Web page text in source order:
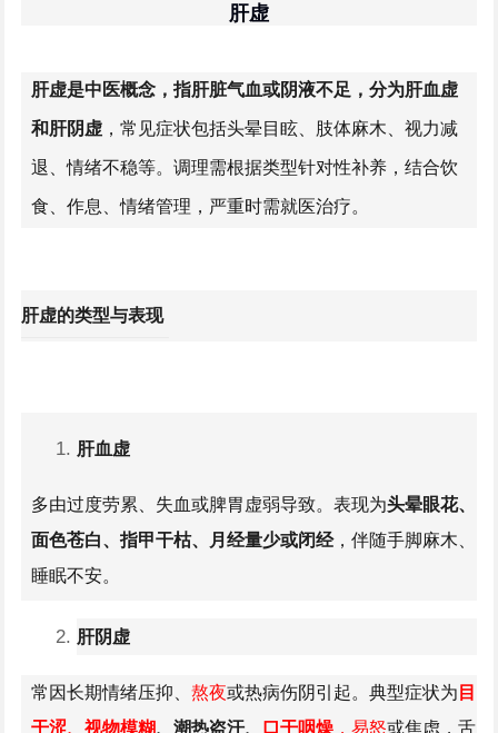
肝虚
肝虚是中医概念，指肝脏气血或阴液不足，分为肝血虚
和肝阴虚，常见症状包括头晕目眩、肢体麻木、视力减
退、情绪不稳等。调理需根据类型针对性补养，结合饮
食、作息、情绪管理，严重时需就医治疗。
肝虚的类型与表现
肝血虚
多由过度劳累、失血或脾胃虚弱导致。表现为头晕眼花、
面色苍白、指甲干枯、月经量少或闭经，伴随手脚麻木、
睡眠不安。
肝阴虚
常因长期情绪压抑、熬夜或热病伤阴引起。典型症状为 目
干涩、视物模糊、潮热盗汗、 口干咽燥 ，易怒或焦虑，舌